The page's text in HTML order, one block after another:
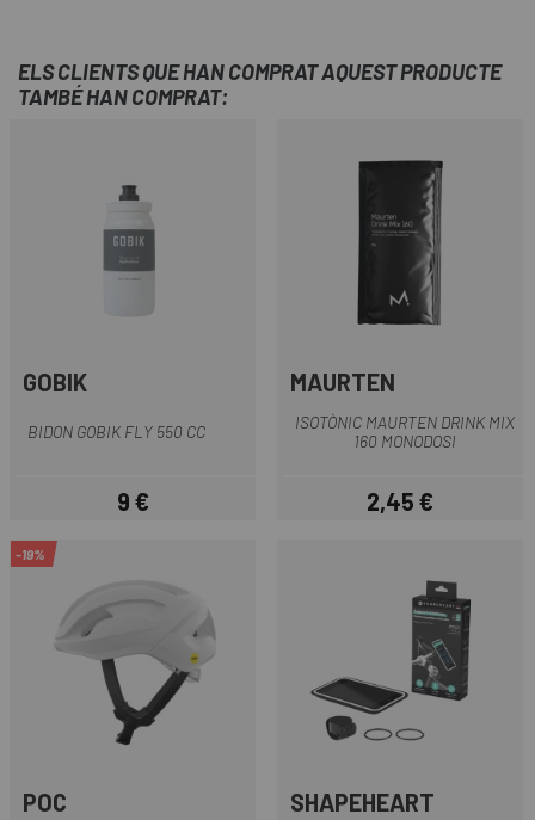
ELS CLIENTS QUE HAN COMPRAT AQUEST PRODUCTE
TAMBÉ HAN COMPRAT:
GOBIK
BIDON GOBIK FLY 550 CC
Preu
9 €
MAURTEN
ISOTÒNIC MAURTEN DRINK MIX
160 MONODOSI
Preu
2,45 €
-19%
POC SHAPEHEART